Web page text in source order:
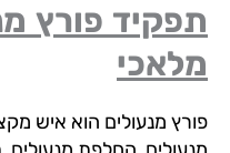
פורץ
מנעולים הוא איש